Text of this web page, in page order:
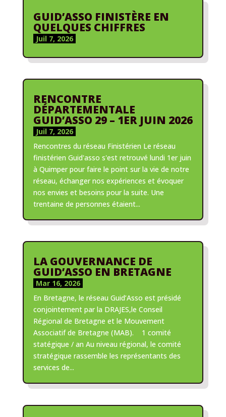
GUID’ASSO FINISTÈRE EN
QUELQUES CHIFFRES
Juil 7, 2026
RENCONTRE
DÉPARTEMENTALE
GUID’ASSO 29 – 1ER JUIN 2026
Juil 7, 2026
Rencontres du réseau Finistérien Le réseau
finistérien Guid'asso s'est retrouvé lundi 1er juin
à Quimper pour faire le point sur la vie de notre
réseau, échanger nos expériences et évoquer
nos envies et besoins pour la suite. Une
trentaine de personnes étaient...
LA GOUVERNANCE DE
GUID’ASSO EN BRETAGNE
Mar 16, 2026
En Bretagne, le réseau Guid’Asso est présidé
conjointement par la DRAJES,le Conseil
Régional de Bretagne et le Mouvement
Associatif de Bretagne (MAB). 1 comité
statégique / an Au niveau régional, le comité
stratégique rassemble les représentants des
services de...